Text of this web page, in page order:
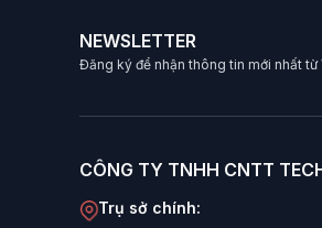
Tại sao DDR4 vẫn là
Dù DDR5 đã xuất hiện,
Hệ sinh thái rộng lớn:
Tốc độ ổn định:
Với các
NEWSLETTER
Đăng ký để nhận thông tin mới nhất từ
CÔNG TY TNHH CNTT
Trụ sở chính: